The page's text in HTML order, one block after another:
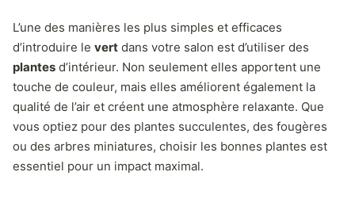
L’une des manières les plus simples et efficaces
d’introduire le vert dans votre salon est d’utiliser des
plantes d’intérieur. Non seulement elles apportent une
touche de couleur, mais elles améliorent également la
qualité de l’air et créent une atmosphère relaxante. Que
vous optiez pour des plantes succulentes, des fougères
ou des arbres miniatures, choisir les bonnes plantes est
essentiel pour un impact maximal.